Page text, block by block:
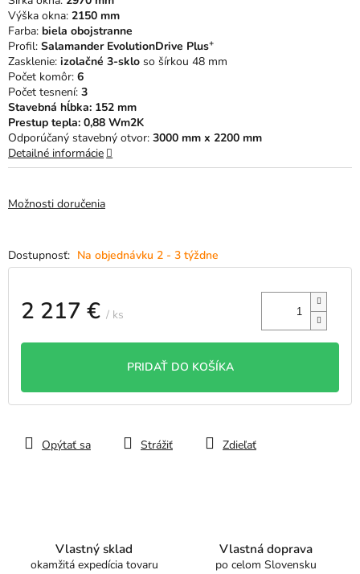
Na objednávku 2 - 3 týždne
Možnosti doručenia
2 217 € / ks
PRIDAŤ DO KOŠÍKA
Výška okna: 2150 mm
Farba: biela obojstranne
Profil: Salamander EvolutionDrive Plus+
Zasklenie: izolačné 3-sklo so šírkou 48 mm
Počet komôr: 6
Počet tesnení: 3
Stavebná hĺbka: 152 mm
Prestup tepla: 0,88 Wm2K
Odporúčaný stavebný otvor: 3000 mm x 2200 mm
Detailné informácie
Opýtať sa Strážiť Zdieľať
hviezdičiek.
Vlastný sklad
okamžitá expedícia tovaru
Vlastná doprava
po celom Slovensku